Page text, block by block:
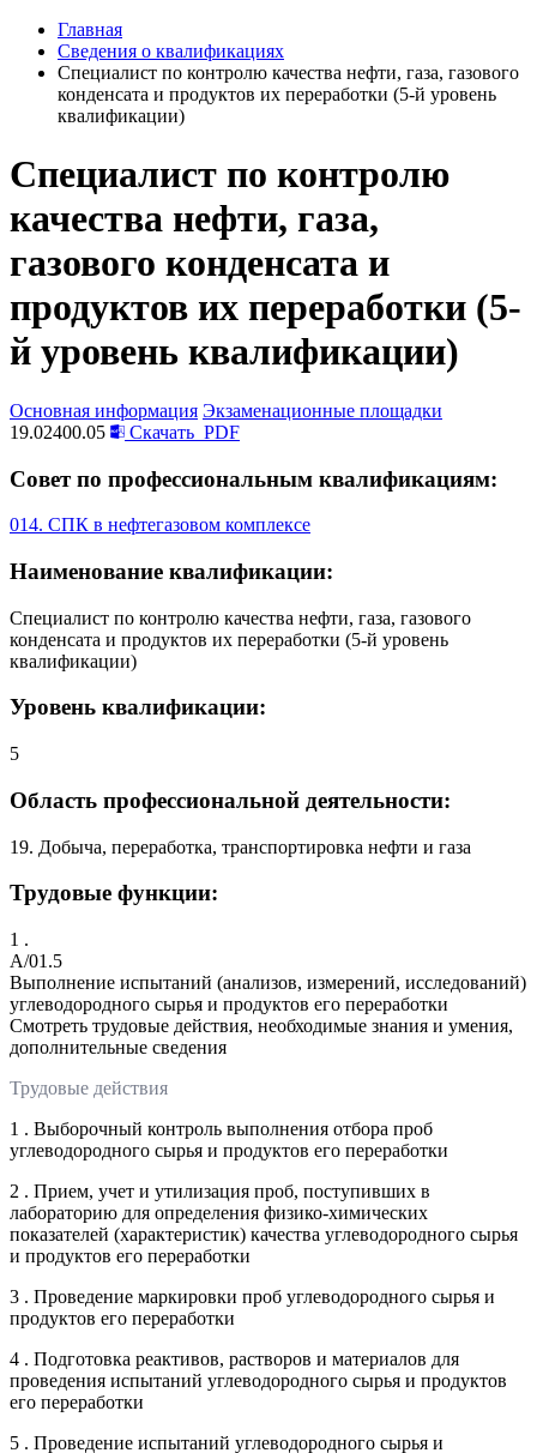
Главная
Сведения о квалификациях
Специалист по контролю качества нефти, газа, газового
конденсата и продуктов их переработки (5-й уровень
квалификации)
Специалист по контролю
качества нефти, газа,
газового конденсата и
продуктов их переработки (5-
й уровень квалификации)
Основная информация Экзаменационные площадки
19.02400.05
Скачать PDF
Совет по профессиональным квалификациям:
014. СПК в нефтегазовом комплексе
Наименование квалификации:
Специалист по контролю качества нефти, газа, газового
конденсата и продуктов их переработки (5-й уровень
квалификации)
Уровень квалификации:
5
Область профессиональной деятельности:
19. Добыча, переработка, транспортировка нефти и газа
Трудовые функции:
1 .
A/01.5
Выполнение испытаний (анализов, измерений, исследований)
углеводородного сырья и продуктов его переработки
Смотреть трудовые действия, необходимые знания и умения,
дополнительные сведения
Трудовые действия
1 . Выборочный контроль выполнения отбора проб
углеводородного сырья и продуктов его переработки
2 . Прием, учет и утилизация проб, поступивших в
лабораторию для определения физико-химических
показателей (характеристик) качества углеводородного сырья
и продуктов его переработки
3 . Проведение маркировки проб углеводородного сырья и
продуктов его переработки
4 . Подготовка реактивов, растворов и материалов для
проведения испытаний углеводородного сырья и продуктов
его переработки
5 . Проведение испытаний углеводородного сырья и